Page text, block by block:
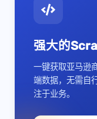
强大的
一键获取亚马逊
端数据，无需自
注于业务。